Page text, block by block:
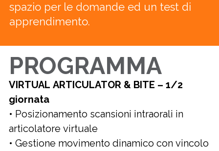
spazio per le domande ed un test di
apprendimento.
PROGRAMMA
VIRTUAL ARTICULATOR & BITE – 1/2
giornata
• Posizionamento scansioni intraorali in
articolatore virtuale
• Gestione movimento dinamico con vincolo